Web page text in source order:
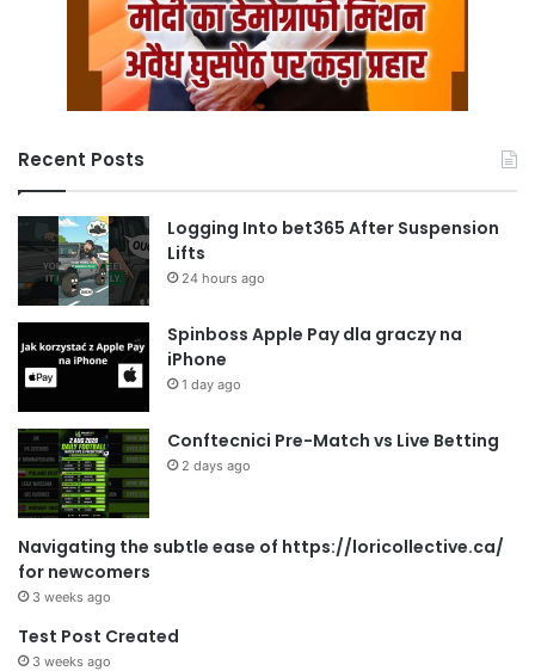
Recent Posts
Logging Into bet365 After Suspension
Lifts
24 hours ago
Spinboss Apple Pay dla graczy na
iPhone
1 day ago
Conftecnici Pre-Match vs Live Betting
2 days ago
Navigating the subtle ease of https://loricollective.ca/
for newcomers
3 weeks ago
Test Post Created
3 weeks ago